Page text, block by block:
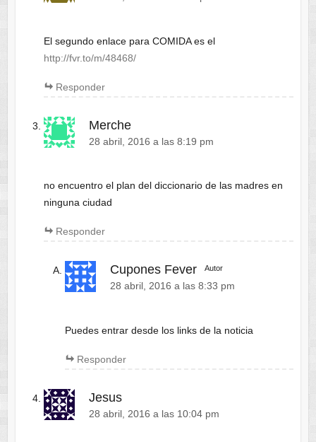
El segundo enlace para COMIDA es el
http://fvr.to/m/48468/
Responder
Merche
28 abril, 2016 a las 8:19 pm
no encuentro el plan del diccionario de las madres en
ninguna ciudad
Responder
Cupones Fever Autor
28 abril, 2016 a las 8:33 pm
Puedes entrar desde los links de la noticia
Responder
Jesus
28 abril, 2016 a las 10:04 pm